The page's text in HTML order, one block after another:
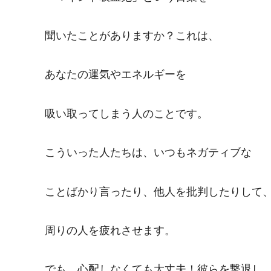
聞いたことがありますか？これは、
あなたの運気やエネルギーを
吸い取ってしまう人のことです。
こういった人たちは、いつもネガティブな
ことばかり言ったり、他人を批判したりして、
周りの人を疲れさせます。